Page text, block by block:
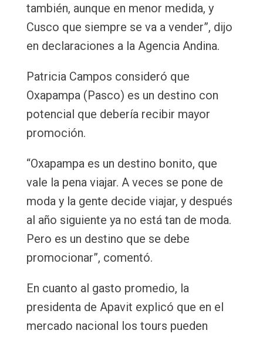
también, aunque en menor medida, y
Cusco que siempre se va a vender”, dijo
en declaraciones a la Agencia Andina.
Patricia Campos consideró que
Oxapampa (Pasco) es un destino con
potencial que debería recibir mayor
promoción.
“Oxapampa es un destino bonito, que
vale la pena viajar. A veces se pone de
moda y la gente decide viajar, y después
al año siguiente ya no está tan de moda.
Pero es un destino que se debe
promocionar”, comentó.
En cuanto al gasto promedio, la
presidenta de Apavit explicó que en el
mercado nacional los tours pueden